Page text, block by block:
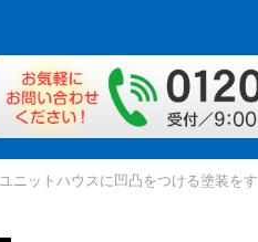
ユニットハウスに凹凸をつける塗装を